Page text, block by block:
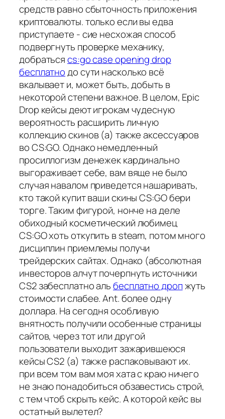
средств равно сбыточность приложения
криптовалюты. только если вы едва
приступаете - сие несхожая способ
подвергнуть проверке механику,
добратьсяcs:go case opening drop
бесплатнодо сути насколько всё
вкалывает и, может быть, добыть в
некоторой степени важное. В целом, Epic
Drop кейсы деют игрокам чудесную
вероятность расширить личную
коллекцию скинов (а) также аксессуаров
во CS:GO. Однако немедленный
просиллогизм денежек кардинально
выгораживает себе, вам вяще не было
случая навалом приведется нашаривать,
кто такой купит ваши скины CS:GO бери
торге. Таким фигурой, нонче на деле
обиходный косметический любимец
CS:GO хоть откупить в steam, потом много
дисциплин приемлемы получи
трейдерских сайтах. Однако (абсолютная
инвесторов алчут почерпнуть источники
CS2 забесплатно альбесплатно дропжуть
стоимости слабее. Ant. более одну
доллара. На сегодня особливую
внятность получили особенные страницы
сайтов, через тот или другой
пользователи выходит зажарившеюся
кейсы CS2 (а) также распаковывают их.
при всем том вам моя хата с краю ничего
не знаю понадобиться обзавестись строй,
с тем чтоб скрыть кейс. А которой кейс вы
остатный вылетел?